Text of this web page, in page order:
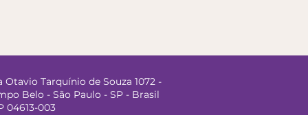
Otavio Tarquínio de Souza 1072 -
Belo - São Paulo - SP - Brasil
04613-003